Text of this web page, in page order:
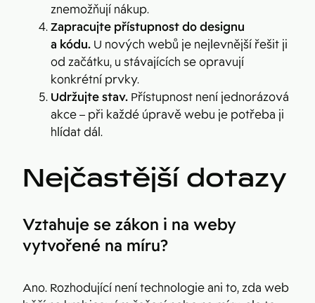
znemožňují nákup.
Zapracujte přístupnost do designu
a kódu. U nových webů je nejlevnější řešit ji
od začátku, u stávajících se opravují
konkrétní prvky.
Udržujte stav. Přístupnost není jednorázová
akce – při každé úpravě webu je potřeba ji
hlídat dál.
Nejčastější dotazy
Vztahuje se zákon i na weby
vytvořené na míru?
Ano. Rozhodující není technologie ani to, zda web